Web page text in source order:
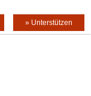
» Unterstützen